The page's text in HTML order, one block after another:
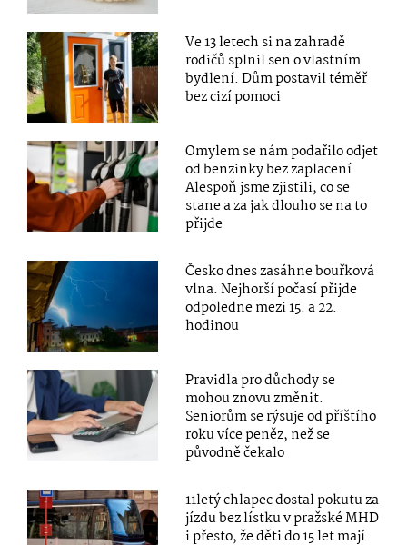
Ve 13 letech si na zahradě
rodičů splnil sen o vlastním
bydlení. Dům postavil téměř
bez cizí pomoci
Omylem se nám podařilo odjet
od benzinky bez zaplacení.
Alespoň jsme zjistili, co se
stane a za jak dlouho se na to
přijde
Česko dnes zasáhne bouřková
vlna. Nejhorší počasí přijde
odpoledne mezi 15. a 22.
hodinou
Pravidla pro důchody se
mohou znovu změnit.
Seniorům se rýsuje od příštího
roku více peněz, než se
původně čekalo
11letý chlapec dostal pokutu za
jízdu bez lístku v pražské MHD
i přesto, že děti do 15 let mají